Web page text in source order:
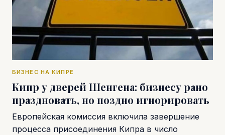
БИЗНЕС НА КИПРЕ
Кипр у дверей Шенгена: бизнесу рано
праздновать, но поздно игнорировать
Европейская комиссия включила завершение
процесса присоединения Кипра в число